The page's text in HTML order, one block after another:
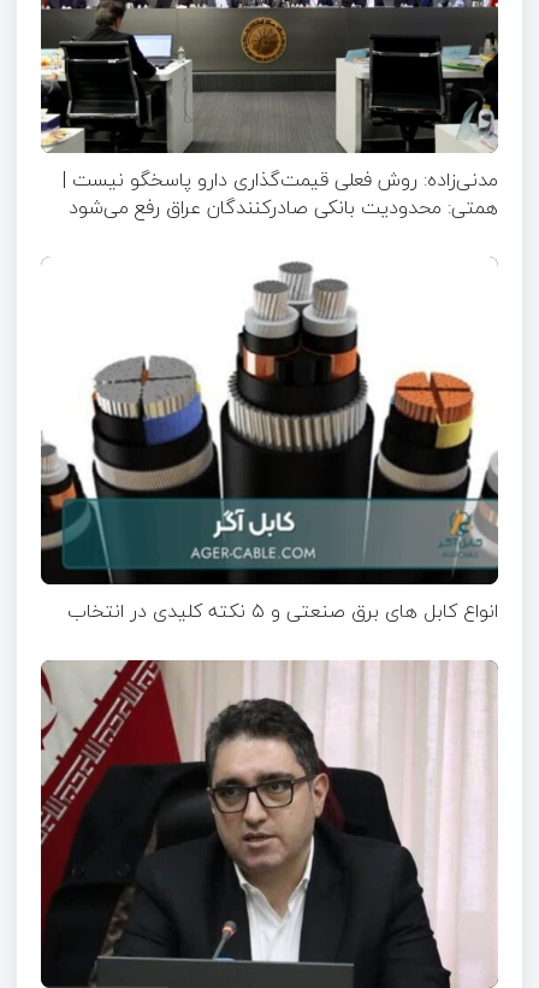
مدنی‌زاده: روش فعلی قیمت‌گذاری دارو پاسخگو نیست |
همتی: محدودیت بانکی صادرکنندگان عراق رفع می‌شود
انواع کابل های برق صنعتی و ۵ نکته کلیدی در انتخاب